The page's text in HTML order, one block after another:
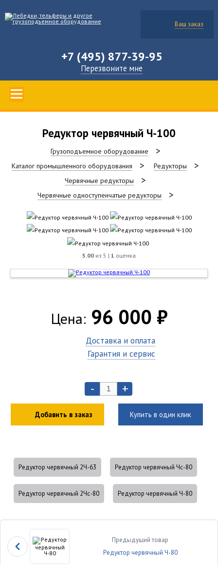
Ваш заказ
+7 (495) 877-39-95
Перезвоните мне
Редуктор червячный Ч-100
Грузоподъемное оборудование
Каталог промышленного оборудования
Редукторы
Червячные редукторы
Червячные одноступенчатые редукторы
5.00 из 5 | 1 оценка
Цена: 96 000 ₽
Доставка и оплата
Гарантия и сервис
- +
Добавить в заказ Купить в один клик
Редуктор червячный 2Ч-63 Редуктор червячный Чс-80
Редуктор червячный 2Чс-80 Редуктор червячный Ч-80
Предыдущий товар
Редуктор червячный Ч-80